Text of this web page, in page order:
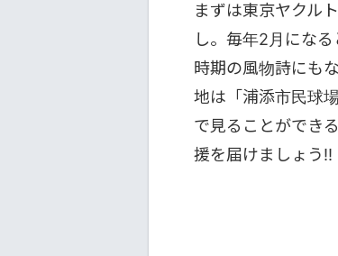
まずは東京ヤクル
し。毎年2月にな
時期の風物詩にも
地は「浦添市民球
で見ることができ
援を届けましょう‼